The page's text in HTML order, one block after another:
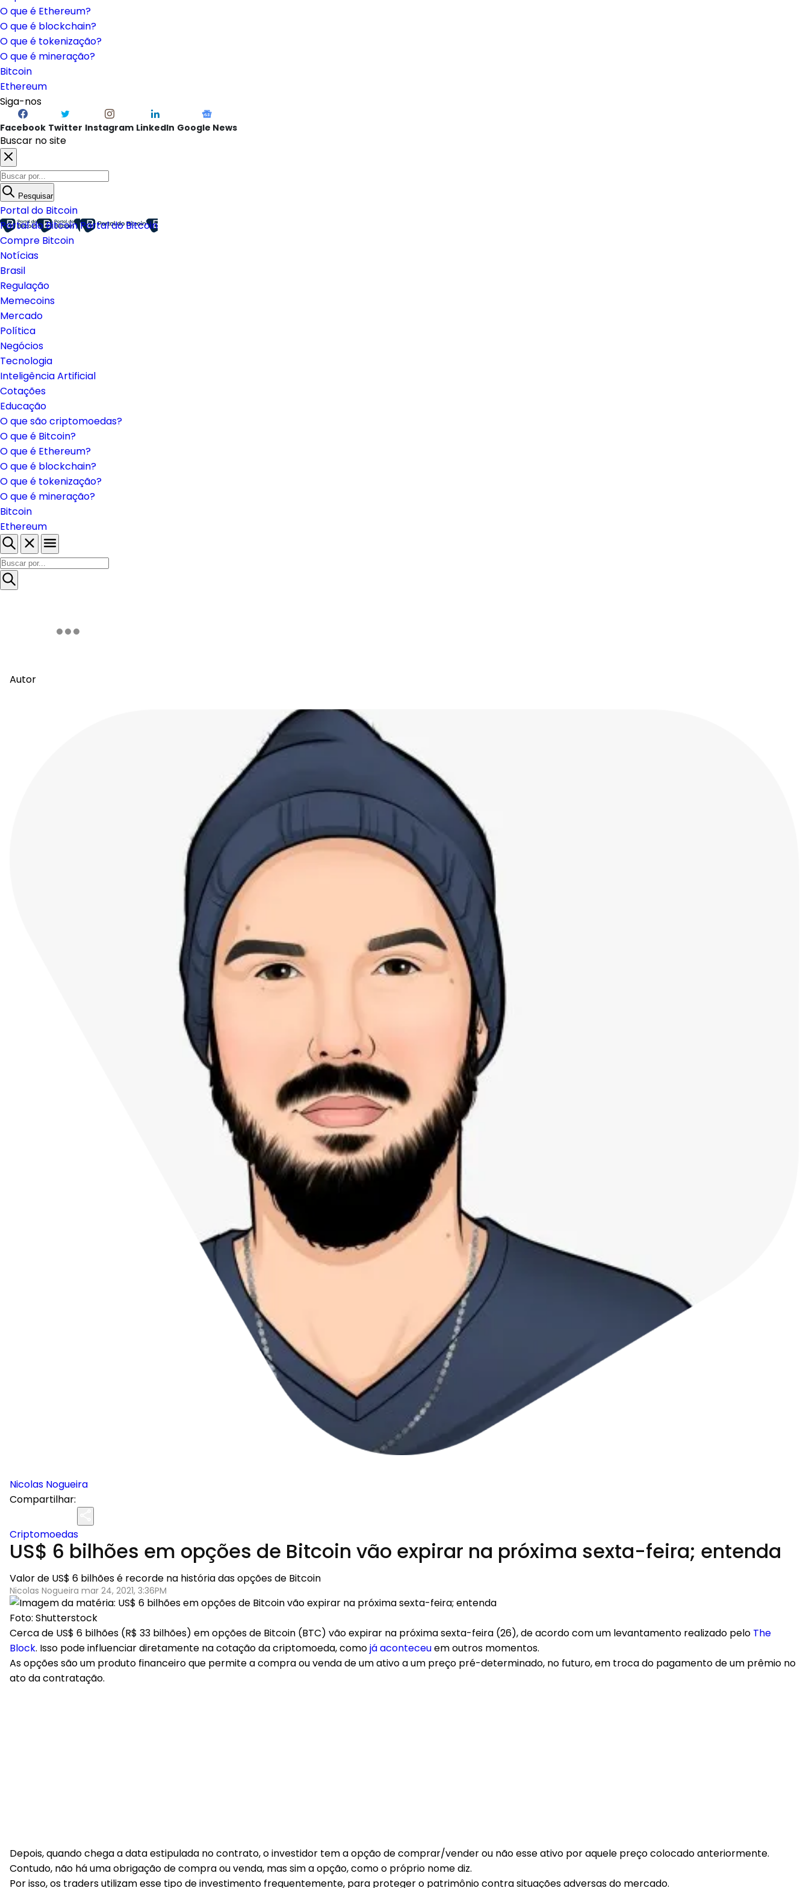
O que é Ethereum?
O que é blockchain?
O que é tokenização?
O que é mineração?
Bitcoin
Ethereum
Siga-nos
Facebook Twitter Instagram LinkedIn Google News
Buscar no site
Pesquisar
Portal do Bitcoin
Portal do BitcoinPortal do Bitcoin
Compre Bitcoin
Notícias
Brasil
Regulação
Memecoins
Mercado
Política
Negócios
Tecnologia
Inteligência Artificial
Cotações
Educação
O que são criptomoedas?
O que é Bitcoin?
O que é Ethereum?
O que é blockchain?
O que é tokenização?
O que é mineração?
Bitcoin
Ethereum
Autor
Nicolas Nogueira
Compartilhar:
Criptomoedas
US$ 6 bilhões em opções de Bitcoin vão expirar na próxima sexta-feira; entenda
Valor de US$ 6 bilhões é recorde na história das opções de Bitcoin
Nicolas Nogueira mar 24, 2021, 3:36PM
Foto: Shutterstock
Cerca de US$ 6 bilhões (R$ 33 bilhões) em opções de Bitcoin (BTC) vão expirar na próxima sexta-feira (26), de acordo com um levantamento realizado pelo The
Block. Isso pode influenciar diretamente na cotação da criptomoeda, comojá aconteceuem outros momentos.
As opções são um produto financeiro que permite a compra ou venda de um ativo a um preço pré-determinado, no futuro, em troca do pagamento de um prêmio no
ato da contratação.
Depois, quando chega a data estipulada no contrato, o investidor tem a opção de comprar/vender ou não esse ativo por aquele preço colocado anteriormente.
Contudo, não há uma obrigação de compra ou venda, mas sim a opção, como o próprio nome diz.
Por isso, os traders utilizam esse tipo de investimento frequentemente, para proteger o patrimônio contra situações adversas do mercado.